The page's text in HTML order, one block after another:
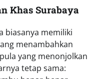
Khas Surabaya
biasanya memiliki
menambahkan
yang menonjolkan
tetap sama: